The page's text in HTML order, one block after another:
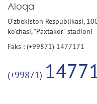
Aloqa
O'zbekiston Respublikasi,
ko'chasi, "Paxtakor" stadioni
Faks : (+99871) 1477171
(+99871)